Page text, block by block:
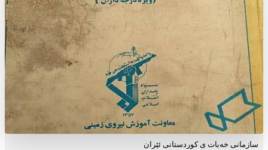
سازمانی خەبات ی كوردستانی ئێران